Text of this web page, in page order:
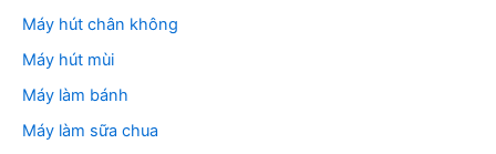
Máy hút chân không
Máy hút mùi
Máy làm bánh
Máy làm sữa chua